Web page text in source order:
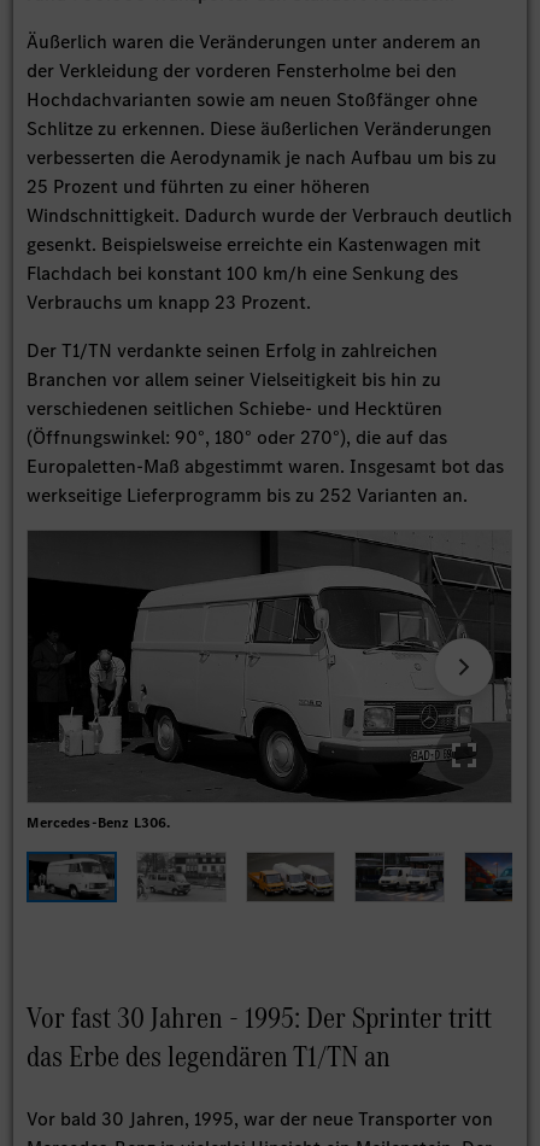
Äußerlich waren die Veränderungen unter anderem an
der Verkleidung der vorderen Fensterholme bei den
Hochdachvarianten sowie am neuen Stoßfänger ohne
Schlitze zu erkennen. Diese äußerlichen Veränderungen
verbesserten die Aerodynamik je nach Aufbau um bis zu
25 Prozent und führten zu einer höheren
Windschnittigkeit. Dadurch wurde der Verbrauch deutlich
gesenkt. Beispielsweise erreichte ein Kastenwagen mit
Flachdach bei konstant 100 km/h eine Senkung des
Verbrauchs um knapp 23 Prozent.
Der T1/TN verdankte seinen Erfolg in zahlreichen
Branchen vor allem seiner Vielseitigkeit bis hin zu
verschiedenen seitlichen Schiebe- und Hecktüren
(Öffnungswinkel: 90°, 180° oder 270°), die auf das
Europaletten-Maß abgestimmt waren. Insgesamt bot das
werkseitige Lieferprogramm bis zu 252 Varianten an.
Mercedes-Benz L306.
Vor fast 30 Jahren - 1995: Der Sprinter tritt
das Erbe des legendären T1/TN an
Vor bald 30 Jahren, 1995, war der neue Transporter von